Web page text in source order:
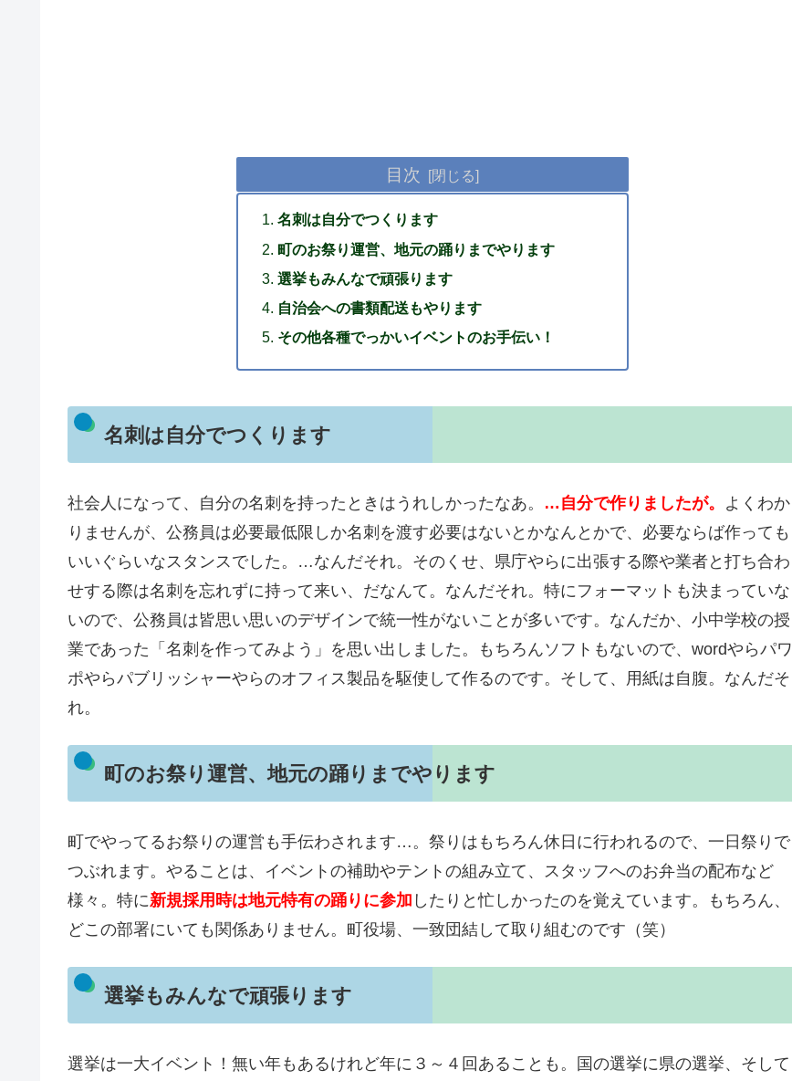
目次
名刺は自分でつくります
町のお祭り運営、地元の踊りまでやります
選挙もみんなで頑張ります
自治会への書類配送もやります
その他各種でっかいイベントのお手伝い！
名刺は自分でつくります
社会人になって、自分の名刺を持ったときはうれしかったなあ。 …自分で作りましたが。 よくわか
りませんが、公務員は必要最低限しか名刺を渡す必要はないとかなんとかで、必要ならば作っても
いいぐらいなスタンスでした。…なんだそれ。そのくせ、県庁やらに出張する際や業者と打ち合わ
せする際は名刺を忘れずに持って来い、だなんて。なんだそれ。特にフォーマットも決まっていな
いので、公務員は皆思い思いのデザインで統一性がないことが多いです。なんだか、小中学校の授
業であった「名刺を作ってみよう」を思い出しました。もちろんソフトもないので、wordやらパワ
ポやらパブリッシャーやらのオフィス製品を駆使して作るのです。そして、用紙は自腹。なんだそ
れ。
町のお祭り運営、地元の踊りまでやります
町でやってるお祭りの運営も手伝わされます…。祭りはもちろん休日に行われるので、一日祭りで
つぶれます。やることは、イベントの補助やテントの組み立て、スタッフへのお弁当の配布など
様々。特に新規採用時は地元特有の踊りに参加 したりと忙しかったのを覚えています。もちろん、
どこの部署にいても関係ありません。町役場、一致団結して取り組むのです（笑）
選挙もみんなで頑張ります
選挙は一大イベント！無い年もあるけれど年に３～４回あることも。国の選挙に県の選挙、そして